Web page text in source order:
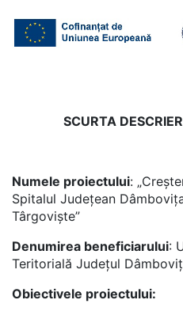
SCURTA
Numele proiectului:
Spitalul Județean
Târgoviște”
Denumirea beneficiarului:
Teritorială Județul
Obiectivele proiectului: